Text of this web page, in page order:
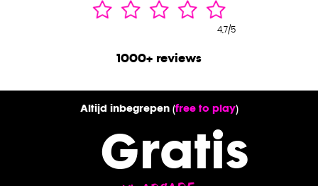
4,7/5
1000+ reviews
Gratis
Altijd inbegrepen (free to play)